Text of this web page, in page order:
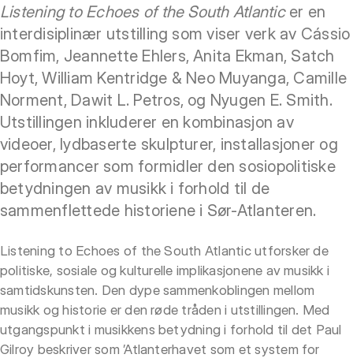
Listening to Echoes of the South Atlanticer en
interdisiplinær utstilling som viser verk av Cássio
Bomfim, Jeannette Ehlers, Anita Ekman, Satch
Hoyt, William Kentridge & Neo Muyanga, Camille
Norment, Dawit L. Petros, og Nyugen E. Smith.
Utstillingen inkluderer en kombinasjon av
videoer, lydbaserte skulpturer, installasjoner og
performancer som formidler den sosiopolitiske
betydningen av musikk i forhold til de
sammenflettede historiene i Sør-Atlanteren.
Listening to Echoes of the South Atlantic utforsker de
politiske, sosiale og kulturelle implikasjonene av musikk i
samtidskunsten. Den dype sammenkoblingen mellom
musikk og historie er den røde tråden i utstillingen. Med
utgangspunkt i musikkens betydning i forhold til det Paul
Gilroy beskriver som ’Atlanterhavet som et system for